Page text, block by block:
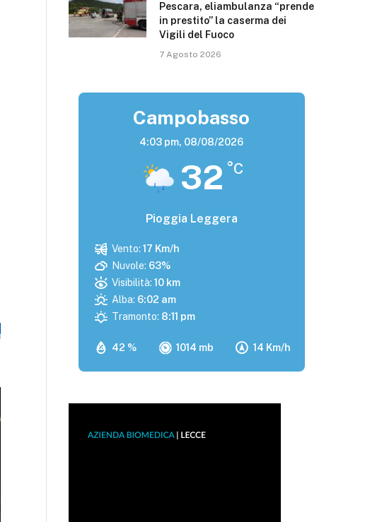
Pescara, eliambulanza “prende
in prestito” la caserma dei
Vigili del Fuoco
7 Agosto 2026
Campobasso
4:03 pm, 08/08/2026
32 °C
Pioggia Leggera
42 % 1014 mb 14 Km/h
Vento: 17 Km/h
Nuvole: 63%
Visibilità: 10 km
Alba: 6:02 am
Tramonto: 8:11 pm